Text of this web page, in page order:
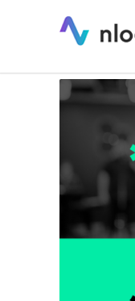
Medi